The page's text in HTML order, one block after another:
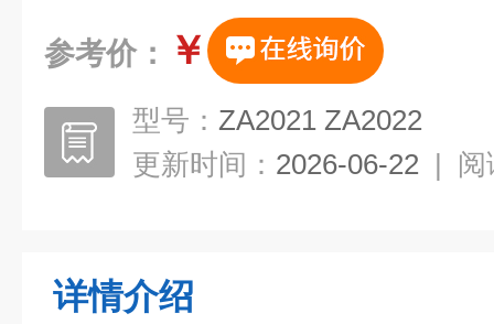
参考价： ￥
型号： ZA2021 ZA2022
更新时间： 2026-06-22 | 阅
详情介绍